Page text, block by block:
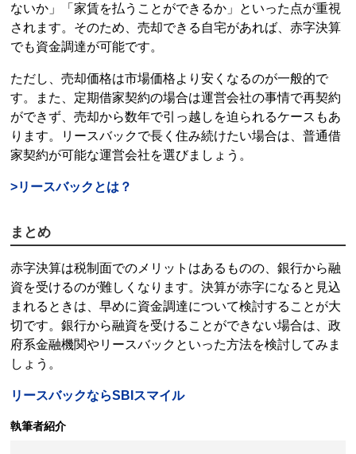
ないか」「家賃を払うことができるか」といった点が重視
されます。そのため、売却できる自宅があれば、赤字決算
でも資金調達が可能です。
ただし、売却価格は市場価格より安くなるのが一般的で
す。また、定期借家契約の場合は運営会社の事情で再契約
ができず、売却から数年で引っ越しを迫られるケースもあ
ります。
リースバックで長く住み続けたい場合は、普通借
家契約が可能な運営会社を選びましょう。
>リースバック とは？
まとめ
赤字決算は税制面でのメリットはあるものの、銀行から融
資を受けるのが難しくなります。決算が赤字になると見込
まれるときは、早めに資金調達について検討することが大
切です。銀行から融資を受けることができない場合は、政
府系金融機関やリースバック といった方法を検討してみま
しょう。
リースバックならSBIスマイル
執筆者紹介